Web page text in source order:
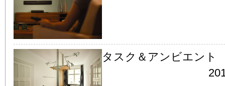
タスク＆アンビエント